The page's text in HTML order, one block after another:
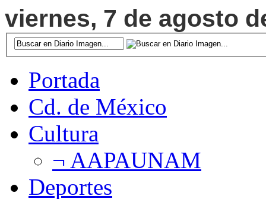
viernes, 7 de agosto
Portada
Cd. de México
Cultura
¬ AAPAUNAM
Deportes